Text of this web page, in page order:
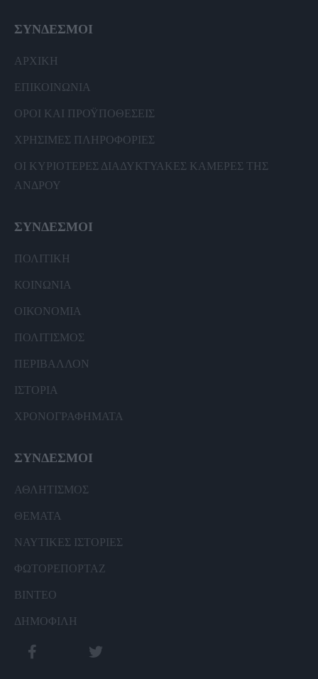
ΣΥΝΔΕΣΜΟΙ
ΑΡΧΙΚΗ
ΕΠΙΚΟΙΝΩΝΙΑ
ΟΡΟΙ ΚΑΙ ΠΡΟΫΠΟΘΕΣΕΙΣ
ΧΡΗΣΙΜΕΣ ΠΛΗΡΟΦΟΡΙΕΣ
ΟΙ ΚΥΡΙΟΤΕΡΕΣ ΔΙΑΔΥΚΤΥΑΚΕΣ ΚΑΜΕΡΕΣ ΤΗΣ
ΑΝΔΡΟΥ
ΣΥΝΔΕΣΜΟΙ
ΠΟΛΙΤΙΚΗ
ΚΟΙΝΩΝΙΑ
ΟΙΚΟΝΟΜΙΑ
ΠΟΛΙΤΙΣΜΟΣ
ΠΕΡΙΒΑΛΛΟΝ
ΙΣΤΟΡΙΑ
ΧΡΟΝΟΓΡΑΦΗΜΑΤΑ
ΣΥΝΔΕΣΜΟΙ
ΑΘΛΗΤΙΣΜΟΣ
ΘΕΜΑΤΑ
ΝΑΥΤΙΚΕΣ ΙΣΤΟΡΙΕΣ
ΦΩΤΟΡΕΠΟΡΤΑΖ
ΒΙΝΤΕΟ
ΔΗΜΟΦΙΛΗ